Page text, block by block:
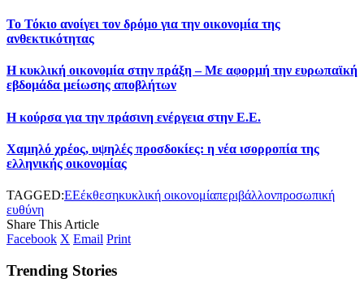
Το Τόκιο ανοίγει τον δρόμο για την οικονομία της
ανθεκτικότητας
Η κυκλική οικονομία στην πράξη – Με αφορμή την ευρωπαϊκή
εβδομάδα μείωσης αποβλήτων
H κούρσα για την πράσινη ενέργεια στην Ε.Ε.
Χαμηλό χρέος, υψηλές προσδοκίες: η νέα ισορροπία της
ελληνικής οικονομίας
TAGGED:ΕΕέκθεσηκυκλική οικονομίαπεριβάλλονπροσωπική
ευθύνη
Share This Article
Facebook X Email Print
Trending Stories